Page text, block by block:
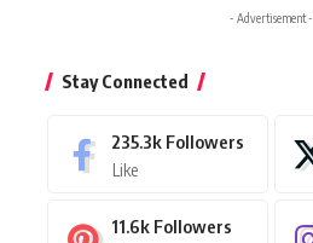
- Advertisement -
Stay Connected
235.3k Followers
Like
11.6k Followers